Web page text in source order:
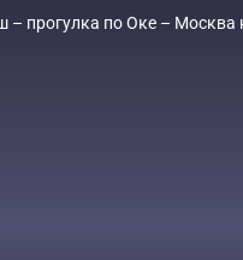
по Оке – Москва